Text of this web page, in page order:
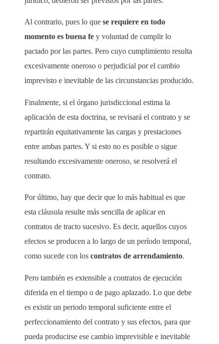
Al contrario, pues lo que se requiere en todo
momento es buena fe y voluntad de cumplir lo
pactado por las partes. Pero cuyo cumplimiento resulta
excesivamente oneroso o perjudicial por el cambio
imprevisto e inevitable de las circunstancias producido.
Finalmente, si el órgano jurisdiccional estima la
aplicación de esta doctrina, se revisará el contrato y se
repartirán equitativamente las cargas y prestaciones
entre ambas partes. Y si esto no es posible o sigue
resultando excesivamente oneroso, se resolverá el
contrato.
Por último, hay que decir que lo más habitual es que
esta cláusula resulte más sencilla de aplicar en
contratos de tracto sucesivo. Es decir, aquellos cuyos
efectos se producen a lo largo de un período temporal,
como sucede con los contratos de arrendamiento.
Pero también es extensible a contratos de ejecución
diferida en el tiempo o de pago aplazado. Lo que debe
es existir un periodo temporal suficiente entre el
perfeccionamiento del contrato y sus efectos, para que
pueda producirse ese cambio imprevisible e inevitable